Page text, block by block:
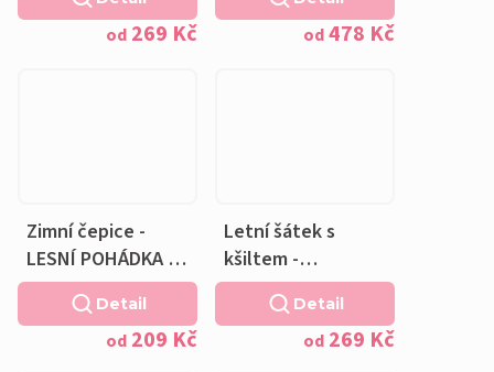
POHÁDKA -
fleecová krémová
od 269 Kč
fleecová krémová
od478 Kč
Zimní čepice -
LESNÍ POHÁDKA -
fleecová krémová
podšívka
od 209 Kč
Detail
Letní šátek s
kšiltem -
KOUZELNÝ LES
od 269 Kč
Detail